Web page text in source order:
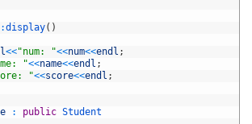
display( )
<<"num: "<<num<<endl ;
"<<name<<endl ;
"<<score<<endl ;
: public Student